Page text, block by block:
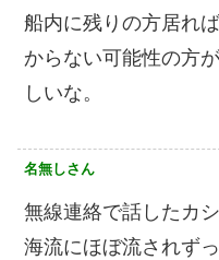
船内に残りの方居れ
からない可能性の方
しいな。
名無しさん
無線連絡で話したカ
海流にほぼ流されず